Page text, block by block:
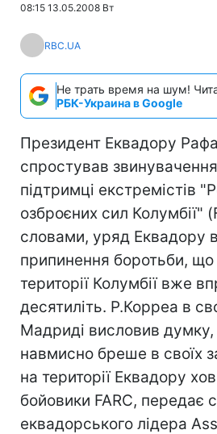
08:15 13.05.2008 Вт
RBC.UA
Не трать время на шум!
РБК-Украина в Google
Президент Еквадору
спростував
підтримці екстремістів
озброєних сил Колумбії"
словами, уряд Еквадору
припинення боротьби, що
території Колумбії вже
десятиліть. Р.Корреа в
Мадриді висловив
навмисно бреше в своїх
на території Еквадору
бойовики FARC, передає
еквадорського лідера